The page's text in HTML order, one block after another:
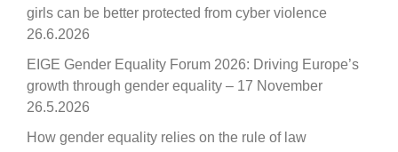
girls can be better protected from cyber violence
26.6.2026
EIGE Gender Equality Forum 2026: Driving Europe’s
growth through gender equality – 17 November
26.5.2026
How gender equality relies on the rule of law